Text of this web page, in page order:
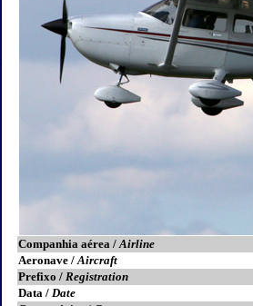
Companhia aérea /Airline
Aeronave /Aircraft
Prefixo / Registration
Data / Date